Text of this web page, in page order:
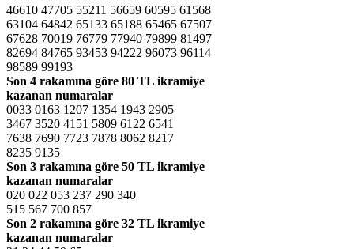
46610 47705 55211 56659 60595 61568
63104 64842 65133 65188 65465 67507
67628 70019 76779 77940 79899 81497
82694 84765 93453 94222 96073 96114
98589 99193
Son 4 rakamına göre 80 TL ikramiye
kazanan numaralar
0033 0163 1207 1354 1943 2905
3467 3520 4151 5809 6122 6541
7638 7690 7723 7878 8062 8217
8235 9135
Son 3 rakamına göre 50 TL ikramiye
kazanan numaralar
020 022 053 237 290 340
515 567 700 857
Son 2 rakamına göre 32 TL ikramiye
kazanan numaralar